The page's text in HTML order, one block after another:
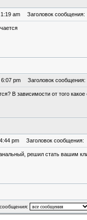
am Заголовок сообщения:
pm Заголовок сообщения:
В зависимости от того
pm Заголовок сообщения:
решил стать вашим